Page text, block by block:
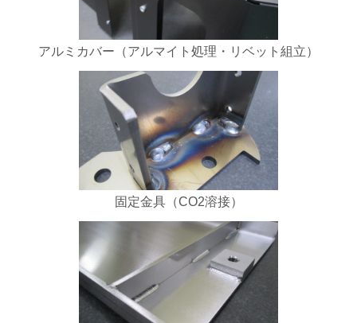
アルミカバー（アルマイト処理・リベット組立）
固定金具（CO2溶接）